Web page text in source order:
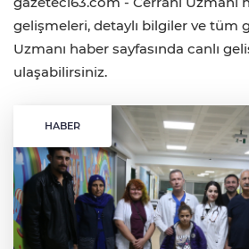
gelişmeleri, detaylı bilgiler ve tüm
Uzmanı haber sayfasında canlı
ulaşabilirsiniz.
HABER